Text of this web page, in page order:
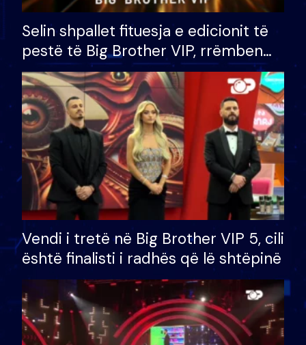
Selin shpallet fituesja e edicionit të
pestë të Big Brother VIP, rrëmben
çmimin e madh prej 100 mijë eurosh
Vendi i tretë në Big Brother VIP 5, cili
është finalisti i radhës që lë shtëpinë